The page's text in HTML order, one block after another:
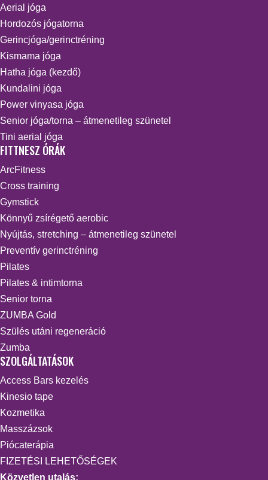
Aerial jóga
Hordozós jógatorna
Gerincjóga/gerinctréning
Kismama jóga
Hatha jóga (kezdő)
Kundalini jóga
Power vinyasa jóga
Senior jóga/torna – átmenetileg szünetel
Tini aerial jóga
FITTNESZ ÓRÁK
ArcFitness
Cross training
Gymstick
Könnyű zsírégető aerobic
Nyújtás, stretching – átmenetileg szünetel
Preventív gerinctréning
Pilates
Pilates & intimtorna
Senior torna
ZUMBA Gold
Szülés utáni regeneráció
Zumba
SZOLGÁLTATÁSOK
Access Bars kezelés
Kinesio tape
Kozmetika
Masszázsok
Piócaterápia
FIZETÉSI LEHETŐSÉGEK
Közvetlen utalás: